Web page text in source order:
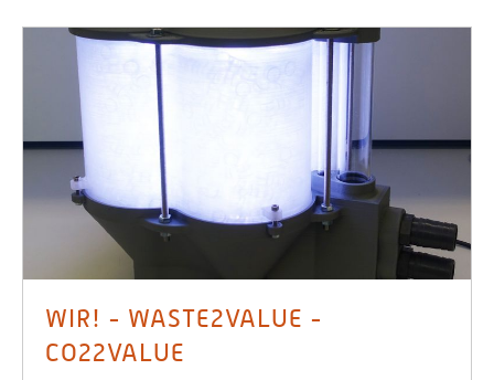
WIR! - WASTE2VALUE -
CO22VALUE